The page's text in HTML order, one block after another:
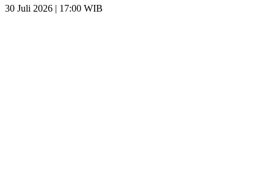
30 Juli 2026 | 17:00 WIB